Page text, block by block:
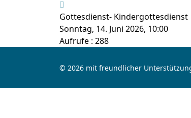
Gottesdienst- Kindergottesdienst
Sonntag, 14. Juni 2026, 10:00
Aufrufe : 288
© 2026 mit freundlicher